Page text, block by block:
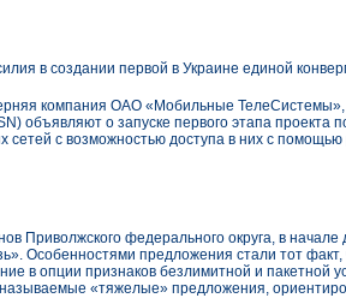
в создании первой в Украине единой
компания ОАО «Мобильные
объявляют о запуске первого этапа проекта
сетей с возможностью доступа в них с
Приволжского федерального округа, в начале
Особенностями предложения стали тот факт,
в опции признаков безлимитной и пакетной
«тяжелые» предложения,